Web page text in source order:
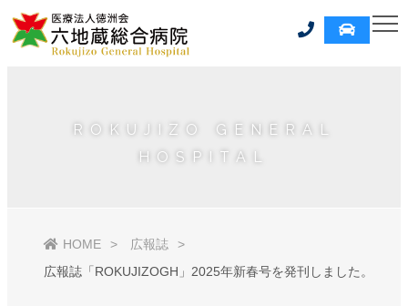
ROKUJIZO GENERAL
HOSPITAL
HOME
広報誌
広報誌「ROKUJIZOGH」2025年新春号を発刊しました。